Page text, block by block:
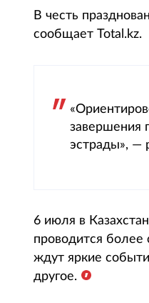
В честь
сообщает Total.kz.
завершения
эстрады», —
6 июля в
проводится более
ждут яркие
другое.